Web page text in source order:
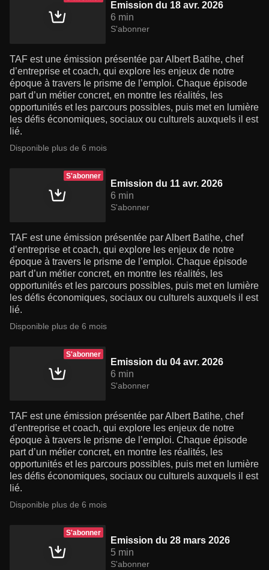
Emission du 18 avr. 2026
6 min
S'abonner
TAF est une émission présentée par Albert Batihe, chef
d’entreprise et coach, qui explore les enjeux de notre
époque à travers le prisme de l’emploi. Chaque épisode
part d’un métier concret, en montre les réalités, les
opportunités et les parcours possibles, puis met en lumière
les défis économiques, sociaux ou culturels auxquels il est
lié.
Disponible plus de 6 mois
S'abonner
Emission du 11 avr. 2026
6 min
S'abonner
TAF est une émission présentée par Albert Batihe, chef
d’entreprise et coach, qui explore les enjeux de notre
époque à travers le prisme de l’emploi. Chaque épisode
part d’un métier concret, en montre les réalités, les
opportunités et les parcours possibles, puis met en lumière
les défis économiques, sociaux ou culturels auxquels il est
lié.
Disponible plus de 6 mois
S'abonner
Emission du 04 avr. 2026
6 min
S'abonner
TAF est une émission présentée par Albert Batihe, chef
d’entreprise et coach, qui explore les enjeux de notre
époque à travers le prisme de l’emploi. Chaque épisode
part d’un métier concret, en montre les réalités, les
opportunités et les parcours possibles, puis met en lumière
les défis économiques, sociaux ou culturels auxquels il est
lié.
Disponible plus de 6 mois
S'abonner
Emission du 28 mars 2026
5 min
S'abonner